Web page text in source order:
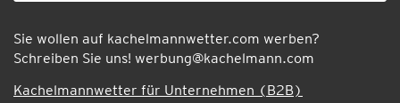
Sie wollen auf kachelmannwetter.com werben?
Schreiben Sie uns! werbung@kachelmann.com
Kachelmannwetter für Unternehmen (B2B)